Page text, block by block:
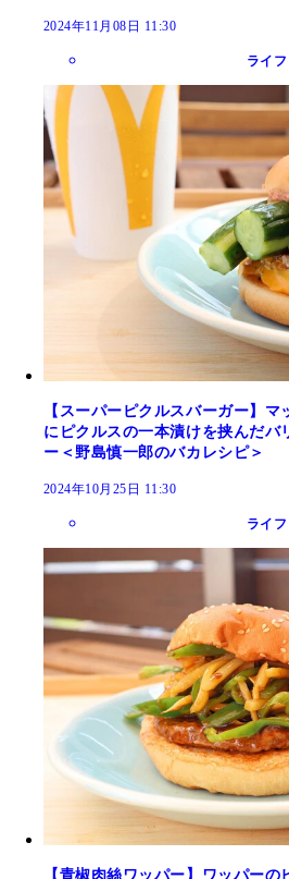
2024年11月08日 11:30
ライ
【スーパーピクルスバーガー】
にピクルスの一本漬けを挟んだバ
ー＜野島慎一郎のバカレシピ＞
2024年10月25日 11:30
ライ
【青椒肉絲ワッパー】ワッパー